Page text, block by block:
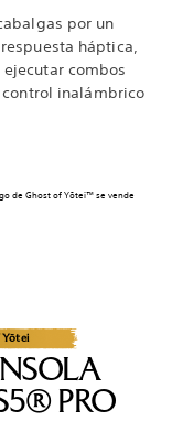
por un
háptica,
combos
inalámbrico
de Ghost of Yōtei™ se vende
PRO